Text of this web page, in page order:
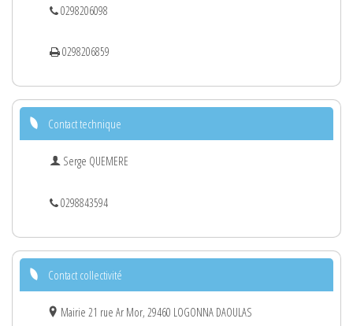
0298206098
0298206859
Contact technique
Serge QUEMERE
0298843594
Contact collectivité
Mairie 21 rue Ar Mor, 29460 LOGONNA DAOULAS